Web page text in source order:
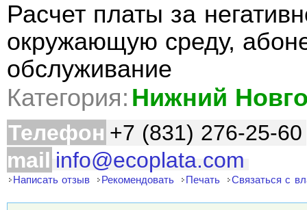
Расчет платы за
окружающую среду,
обслуживание
Категория: Нижний
Телефон +7 (831) 276-25-60
mail info@ecoplata.com
Написать отзыв Рекомендовать Печать Связаться с